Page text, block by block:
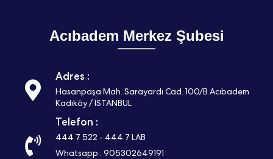
Acıbadem Merkez Şubesi
Adres :
Hasanpaşa Mah. Sarayardı Cad. 100/B Acıbadem
Kadıköy / İSTANBUL
Telefon :
444 7 522 - 444 7 LAB
Whatsapp : 905302649191